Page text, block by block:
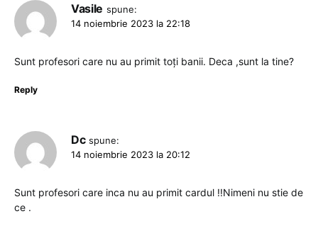
Vasile spune:
14 noiembrie 2023 la 22:18
Sunt profesori care nu au primit toți banii. Deca ,sunt la tine?
Reply
Dc spune:
14 noiembrie 2023 la 20:12
Sunt profesori care inca nu au primit cardul !!Nimeni nu stie de
ce .